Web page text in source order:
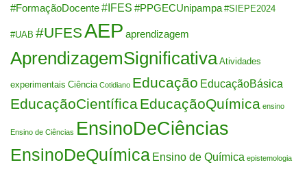
#FormaçãoDocente#IFES #PPGECUnipampa #SIEPE2024
#UAB #UFES AEP aprendizagem
AprendizagemSignificativa Atividades
experimentais Ciência Cotidiano Educação EducaçãoBásica
EducaçãoCientíficaEducaçãoQuímica ensino
Ensino de Ciências EnsinoDeCiências
EnsinoDeQuímica Ensino de Química epistemologia